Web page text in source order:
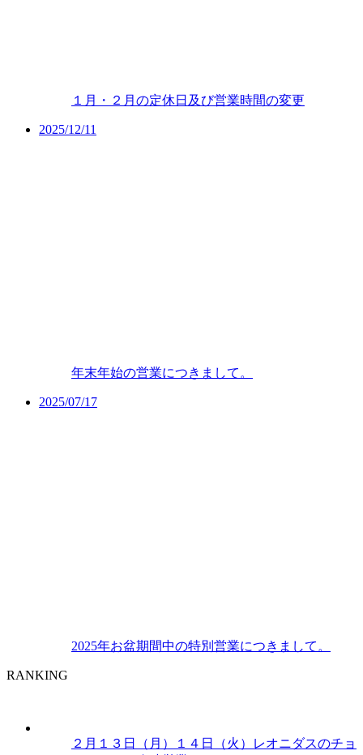
１月・２月の定休日及び営業時間の変更
2025/12/11
年末年始の営業につきまして。
2025/07/17
2025年お盆期間中の特別営業につきまして。
RANKING
２月１３日（月）１４日（火）レオニダスのチョ